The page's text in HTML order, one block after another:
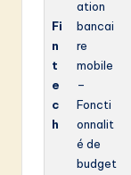
Fi
n
t
e
c
h
ation
bancai
re
mobile
–
Foncti
onnalit
é de
budget